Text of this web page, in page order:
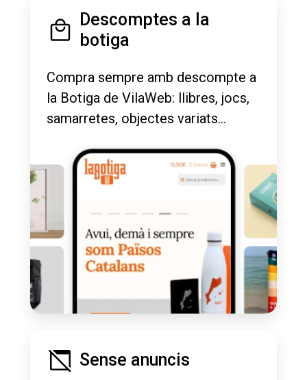
Descomptes a la
botiga
Compra sempre amb descompte a
la Botiga de VilaWeb: llibres, jocs,
samarretes, objectes variats...
Sense anuncis